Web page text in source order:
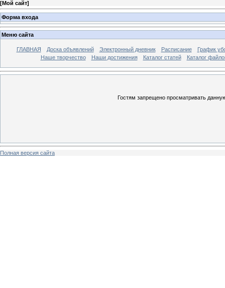
[Мой сайт]
Форма входа
Меню сайта
ГЛАВНАЯ Доска объявлений Электронный дневник Расписание
График
Наше творчество
Наши достижения Каталог статей Каталог
Гостям запрещено просматривать
Полная версия сайта